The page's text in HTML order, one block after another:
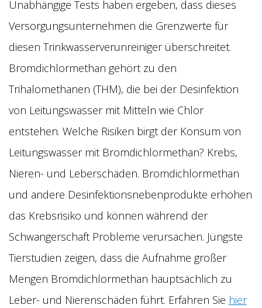
Unabhängige Tests haben ergeben, dass dieses
Versorgungsunternehmen die Grenzwerte für
diesen Trinkwasserverunreiniger überschreitet.
Bromdichlormethan gehört zu den
Trihalomethanen (THM), die bei der Desinfektion
von Leitungswasser mit Mitteln wie Chlor
entstehen. Welche Risiken birgt der Konsum von
Leitungswasser mit Bromdichlormethan? Krebs,
Nieren- und Leberschäden. Bromdichlormethan
und andere Desinfektionsnebenprodukte erhöhen
das Krebsrisiko und können während der
Schwangerschaft Probleme verursachen. Jüngste
Tierstudien zeigen, dass die Aufnahme großer
Mengen Bromdichlormethan hauptsächlich zu
Leber- und Nierenschäden führt. Erfahren Sie hier